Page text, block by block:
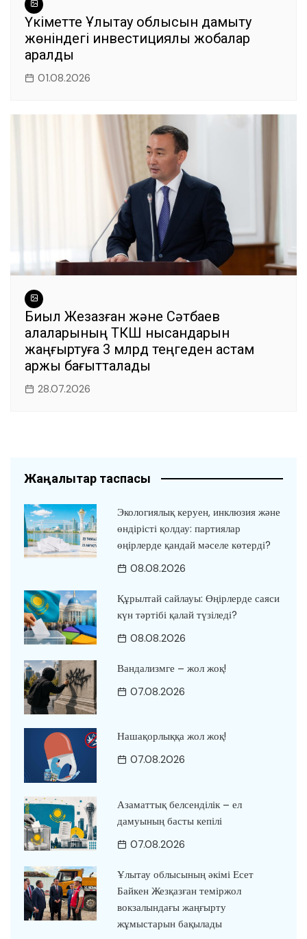
Үкіметте Ұлытау облысын дамыту
жөніндегі инвестициялық жобалар
қаралды
01.08.2026
Биыл Жезқазған және Сәтбаев
қалаларының ТКШ нысандарын
жаңғыртуға 3 млрд теңгеден астам
қаржы бағытталады
28.07.2026
Жаңалықтар таспасы
Экологиялық керуен, инклюзия және
өндірісті қолдау: партиялар
өңірлерде қандай мәселе көтерді?
08.08.2026
Құрылтай сайлауы: Өңірлерде саяси
күн тәртібі қалай түзіледі?
08.08.2026
Вандализмге – жол жоқ!
07.08.2026
Нашақорлыққа жол жоқ!
07.08.2026
Азаматтық белсенділік – ел
дамуының басты кепілі
07.08.2026
Ұлытау облысының әкімі Есет
Байкен Жезқазған теміржол
вокзалындағы жаңғырту
жұмыстарын бақылады